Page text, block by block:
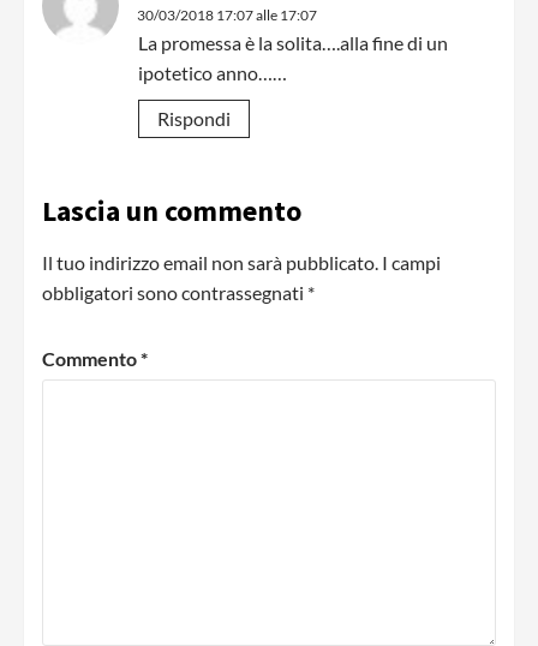
30/03/2018 17:07 alle 17:07
La promessa è la solita….alla fine di un
ipotetico anno……
Rispondi
Lascia un commento
Il tuo indirizzo email non sarà pubblicato. I campi
obbligatori sono contrassegnati *
Commento*